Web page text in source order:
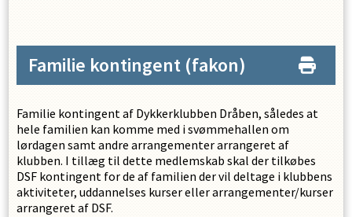
Familie kontingent (fakon)
Familie kontingent af Dykkerklubben Dråben, således at
hele familien kan komme med i svømmehallen om
lørdagen samt andre arrangementer arrangeret af
klubben. I tillæg til dette medlemskab skal der tilkøbes
DSF kontingent for de af familien der vil deltage i klubbens
aktiviteter, uddannelses kurser eller arrangementer/kurser
arrangeret af DSF.